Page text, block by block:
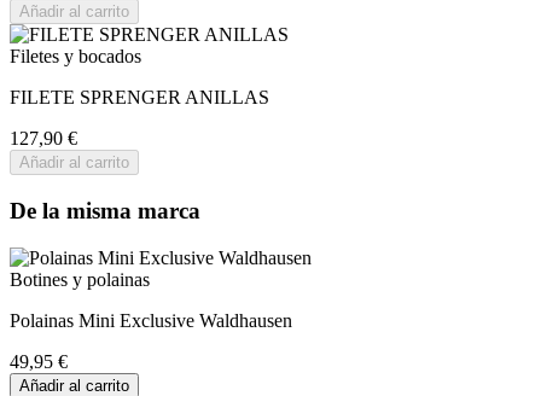
Añadir al carrito
Filetes y bocados
FILETE SPRENGER ANILLAS
127,90 €
Añadir al carrito
De la misma marca
Botines y polainas
Polainas Mini Exclusive Waldhausen
49,95 €
Añadir al carrito